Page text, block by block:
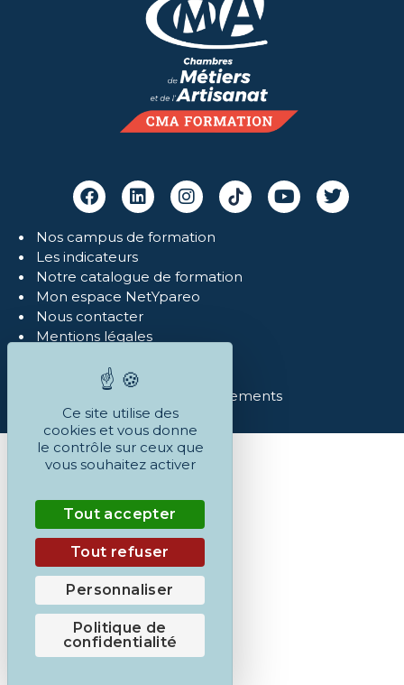
Nos campus de formation
Les indicateurs
Notre catalogue de formation
Mon espace NetYpareo
Nous contacter
Mentions légales
Réclamations
Conditions Générales et règlements
Ce site utilise des
cookies et vous donne
le contrôle sur ceux que
vous souhaitez activer
Tout accepter
Tout refuser
Personnaliser
Politique de
confidentialité